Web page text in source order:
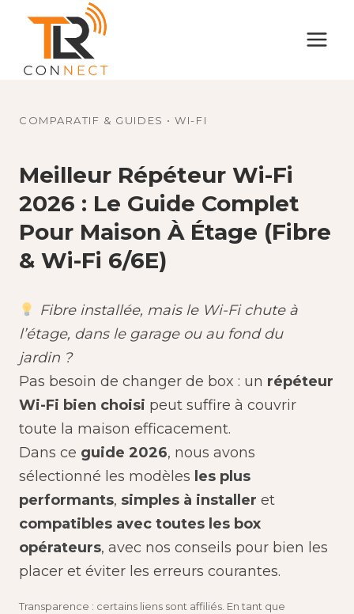
COMPARATIF & GUIDES • WI-FI
Meilleur Répéteur Wi-Fi
2026 : Le Guide Complet
Pour Maison À Étage (fibre
& Wi-Fi 6/6E)
Fibre installée, mais le Wi-Fi chute à
l’étage, dans le garage ou au fond du
jardin ?
Pas besoin de changer de box : un répéteur
Wi-Fi bien choisi peut suffire à couvrir
toute la maison efficacement.
Dans ce guide 2026, nous avons
sélectionné les modèles les plus
performants, simples à installer et
compatibles avec toutes les box
opérateurs, avec nos conseils pour bien les
placer et éviter les erreurs courantes.
Transparence : certains liens sont affiliés. En tant que